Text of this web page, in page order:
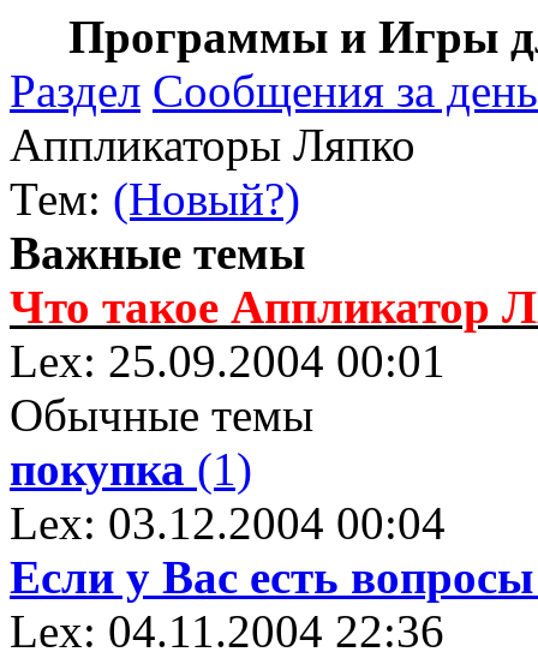
Программы и Игры
Раздел Сообщения за день
Аппликаторы Ляпко
Тем: (Новый?)
Важные темы
Что такое Аппликатор
Lex: 25.09.2004 00:01
Обычные темы
покупка (1)
Lex: 03.12.2004 00:04
Если у Вас есть
Lex: 04.11.2004 22:36